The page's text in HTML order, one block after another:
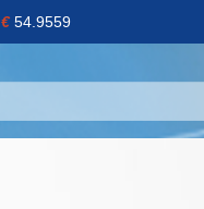
€54.9559